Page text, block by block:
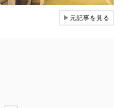
▶元記事を見る